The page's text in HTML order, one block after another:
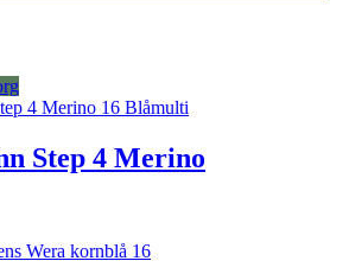
Step 4 Merino